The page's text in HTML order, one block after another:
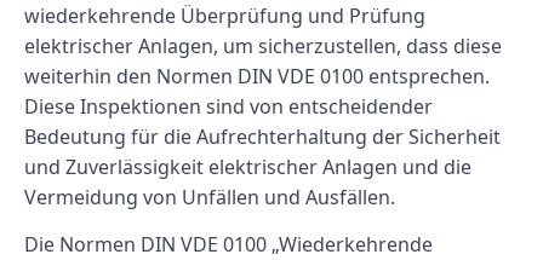
wiederkehrende Überprüfung und Prüfung
elektrischer Anlagen, um sicherzustellen, dass diese
weiterhin den Normen DIN VDE 0100 entsprechen.
Diese Inspektionen sind von entscheidender
Bedeutung für die Aufrechterhaltung der Sicherheit
und Zuverlässigkeit elektrischer Anlagen und die
Vermeidung von Unfällen und Ausfällen.
Die Normen DIN VDE 0100 „Wiederkehrende